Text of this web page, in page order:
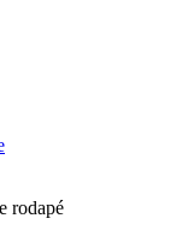
rodapé